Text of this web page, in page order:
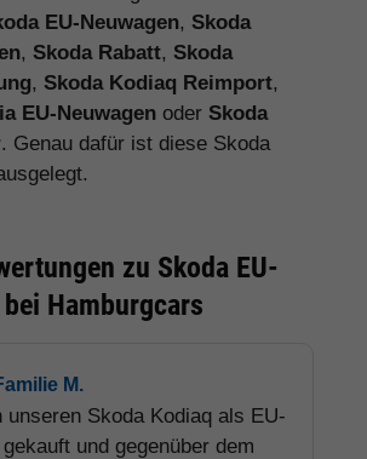
EU-Neuwagen, Skoda
, Skoda Rabatt, Skoda
, Skoda Kodiaq Reimport,
EU-Neuwagen oder Skoda
. Genau dafür ist diese Skoda
zu Skoda EU-
Hamburgcars
M.
unseren Skoda Kodiaq als EU-
und gegenüber dem